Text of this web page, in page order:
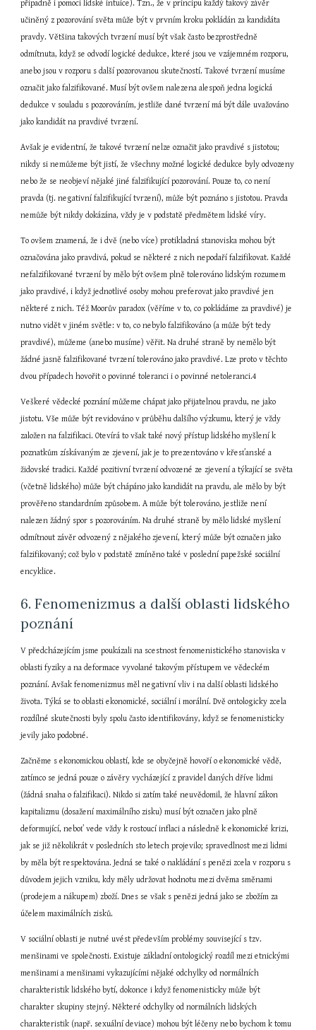
případně i pomocí lidské intuice). Tzn., že v principu každý takový závěr
učiněný z pozorování světa může být v prvním kroku pokládán za kandidáta
pravdy. Většina takových tvrzení musí být však často bezprostředně
odmítnuta, když se odvodí logické dedukce, které jsou ve vzájemném rozporu,
anebo jsou v rozporu s další pozorovanou skutečností. Takové tvrzení musíme
označit jako falzifikované. Musí být ovšem nalezena alespoň jedna logická
dedukce v souladu s pozorováním, jestliže dané tvrzení má být dále uvažováno
jako kandidát na pravdivé tvrzení.
Avšak je evidentní, že takové tvrzení nelze označit jako pravdivé s jistotou;
nikdy si nemůžeme být jistí, že všechny možné logické dedukce byly odvozeny
nebo že se neobjeví nějaké jiné falzifikující pozorování. Pouze to, co není
pravda (tj. negativní falzifikující tvrzení), může být poznáno s jistotou. Pravda
nemůže být nikdy dokázána, vždy je v podstatě předmětem lidské víry.
To ovšem znamená, že i dvě (nebo více) protikladná stanoviska mohou být
označována jako pravdivá, pokud se některé z nich nepodaří falzifikovat. Každé
nefalzifikované tvrzení by mělo být ovšem plně tolerováno lidským rozumem
jako pravdivé, i když jednotlivé osoby mohou preferovat jako pravdivé jen
některé z nich. Též Moorův paradox (věříme v to, co pokládáme za pravdivé) je
nutno vidět v jiném světle: v to, co nebylo falzifikováno (a může být tedy
pravdivé), můžeme (anebo musíme) věřit. Na druhé straně by nemělo být
žádné jasně falzifikované tvrzení tolerováno jako pravdivé. Lze proto v těchto
dvou případech hovořit o povinné toleranci i o povinné netoleranci.4
Veškeré vědecké poznání můžeme chápat jako přijatelnou pravdu, ne jako
jistotu. Vše může být revidováno v průběhu dalšího výzkumu, který je vždy
založen na falzifikaci. Otevírá to však také nový přístup lidského myšlení k
poznatkům získávaným ze zjevení, jak je to prezentováno v křesťanské a
židovské tradici. Každé pozitivní tvrzení odvozené ze zjevení a týkající se světa
(včetně lidského) může být chápáno jako kandidát na pravdu, ale mělo by být
prověřeno standardním způsobem. A může být tolerováno, jestliže není
nalezen žádný spor s pozorováním. Na druhé straně by mělo lidské myšlení
odmítnout závěr odvozený z nějakého zjevení, který může být označen jako
falzifikovaný; což bylo v podstatě zmíněno také v poslední papežské sociální
encyklice.
6. Fenomenizmus a další oblasti lidského
poznání
V předcházejícím jsme poukázali na scestnost fenomenistického stanoviska v
oblasti fyziky a na deformace vyvolané takovým přístupem ve vědeckém
poznání. Avšak fenomenizmus měl negativní vliv i na další oblasti lidského
života. Týká se to oblasti ekonomické, sociální i morální. Dvě ontologicky zcela
rozdílné skutečnosti byly spolu často identifikovány, když se fenomenisticky
jevily jako podobné.
Začněme s ekonomickou oblastí, kde se obyčejně hovoří o ekonomické vědě,
zatímco se jedná pouze o závěry vycházející z pravidel daných dříve lidmi
(žádná snaha o falzifikaci). Nikdo si zatím také neuvědomil, že hlavní zákon
kapitalizmu (dosažení maximálního zisku) musí být označen jako plně
deformující, neboť vede vždy k rostoucí inflaci a následně k ekonomické krizi,
jak se již několikrát v posledních sto letech projevilo; spravedlnost mezi lidmi
by měla být respektována. Jedná se také o nakládání s penězi zcela v rozporu s
důvodem jejich vzniku, kdy měly udržovat hodnotu mezi dvěma směnami
(prodejem a nákupem) zboží. Dnes se však s penězi jedná jako se zbožím za
účelem maximálních zisků.
V sociální oblasti je nutné uvést především problémy související s tzv.
menšinami ve společnosti. Existuje základní ontologický rozdíl mezi etnickými
menšinami a menšinami vykazujícími nějaké odchylky od normálních
charakteristik lidského bytí, dokonce i když fenomenisticky může být
charakter skupiny stejný. Některé odchylky od normálních lidských
charakteristik (např. sexuální deviace) mohou být léčeny nebo bychom k tomu